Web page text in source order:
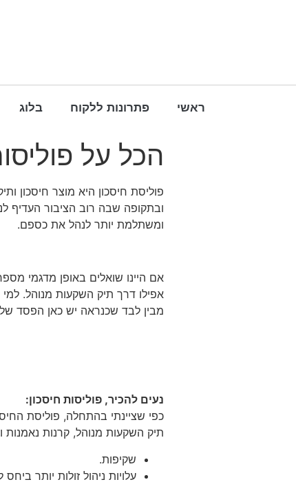
ראשי פתרונות ללקוח בלוג
הכל על
פוליסת חיסכון היא מוצר חיסכון
ובתקופה שבה רוב הציבור העדיף
ומשתלמת יותר לנהל את כספם.
אם היינו שואלים באופן מדגמי
אפילו דרך תיק השקעות מנוהל.
מבין לבד שכנראה יש כאן הפסד
נעים להכיר, פוליסות חיסכון:
כפי שציינתי בהתחלה, פוליסת
תיק השקעות מנוהל, קרנות נאמנות
שקיפות.
עלויות ניהול זולות יותר ביחס